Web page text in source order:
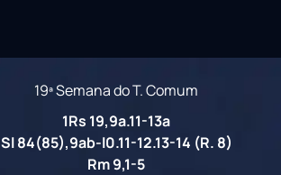
19ª Semana do T. Comum
1Rs 19,9a.11-13a
Sl 84(85),9ab-l0.11-12.13-14 (R. 8)
Rm 9,1-5